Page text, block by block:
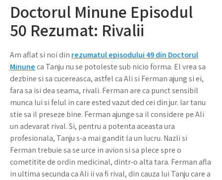
Doctorul Minune Episodul
50 Rezumat: Rivalii
Am aflat si noi din rezumatul episodului 49 din Doctorul
Minune ca Tanju nu se potoleste sub nicio forma. El vrea sa
dezbine si sa cucereasca, astfel ca Ali si Ferman ajung si ei,
fara sa isi dea seama, rivali. Ferman are ca punct sensibil
munca lui si felul in care ested vazut ded cei din jur. Iar tanu
stie sa il preseze bine. Ferman ajunge sa il considere pe Ali
un adevarat rival. Si, pentru a potenta aceasta ura
profesionala, Tanju s-a mai gandit la un lucru. Nazli si
Ferman trebuie sa se urce in avion si sa plece spre o
cometitite de ordin medicinal, dintr-o alta tara. Ferman afla
in ultima secunda ca Ali ii va fi rival, din cauza lui Tanju care a